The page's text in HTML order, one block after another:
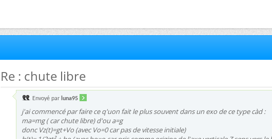
Re : chute libre
Envoyé par luna95
j'ai commencé par faire ce q'uon fait le plus souvent dans un exo de ce type càd :
ma=mg ( car chute libre) d'ou a=g
donc Vz(t)=gt+Vo (avec Vo=0 car pas de vitesse initiale)